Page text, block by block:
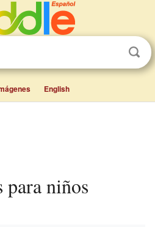
English
para niños